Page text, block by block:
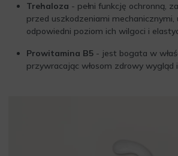
Trehaloza - pełni funkcję ochronną,
przed uszkodzeniami
odpowiedni poziom ich wilgoci i
Prowitamina B5 - jest bogata w
przywracając włosom zdrowy wygląd